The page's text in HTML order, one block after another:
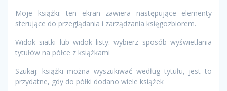
Moje książki: ten ekran zawiera następujące elementy
sterujące do przeglądania i zarządzania księgozbiorem.
Widok siatki lub widok listy: wybierz sposób wyświetlania
tytułów na półce z książkami
Szukaj: książki można wyszukiwać według tytułu, jest to
przydatne, gdy do półki dodano wiele książek